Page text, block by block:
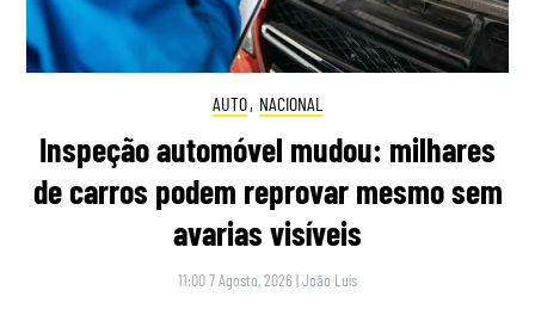
AUTO, NACIONAL
Inspeção automóvel mudou: milhares
de carros podem reprovar mesmo sem
avarias visíveis
11:00 7 Agosto, 2026 |João Luís